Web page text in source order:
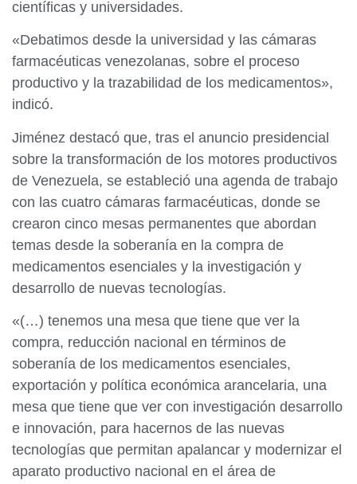
científicas y universidades.
«Debatimos desde la universidad y las cámaras
farmacéuticas venezolanas, sobre el proceso
productivo y la trazabilidad de los medicamentos»,
indicó.
Jiménez destacó que, tras el anuncio presidencial
sobre la transformación de los motores productivos
de Venezuela, se estableció una agenda de trabajo
con las cuatro cámaras farmacéuticas, donde se
crearon cinco mesas permanentes que abordan
temas desde la soberanía en la compra de
medicamentos esenciales y la investigación y
desarrollo de nuevas tecnologías.
«(…) tenemos una mesa que tiene que ver la
compra, reducción nacional en términos de
soberanía de los medicamentos esenciales,
exportación y política económica arancelaria, una
mesa que tiene que ver con investigación desarrollo
e innovación, para hacernos de las nuevas
tecnologías que permitan apalancar y modernizar el
aparato productivo nacional en el área de